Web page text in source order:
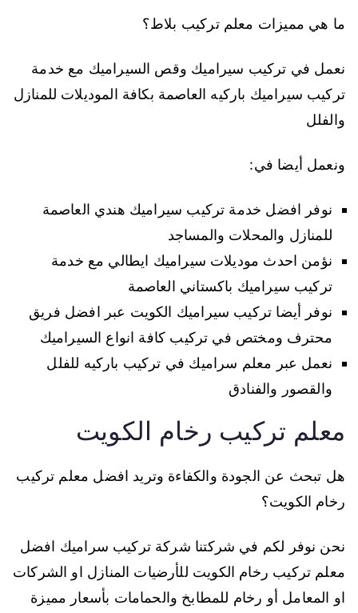
ما هي مميزات معلم تركيب بلاط؟
نعمل في تركيب سيراميك وقص السيراميك مع خدمة
تركيب سيراميك باركيه العاصمة بكافة الموديلات للمنازل
والفلل
ونعمل أيضا في:
نوفر افضل خدمة تركيب سيراميك هندي العاصمة
للمنازل والمحلات والمساجد
نؤمن احدث موديلات سيراميك ايطالي مع خدمة
تركيب سيراميك باكستاني العاصمة
نوفر أيضا تركيب سيراميك الكويت عبر افضل فريق
محترف ومختص في تركيب كافة انواع السيراميك
نعمل عبر معلم سراميك في تركيب باركيه للفلل
والقصور والفنادق
معلم تركيب رخام الكويت
هل تبحث عن الجودة والكفاءة وتريد افضل معلم تركيب
رخام الكويت؟
نحن نوفر لكم في شركتنا شركة تركيب سراميك افضل
معلم تركيب رخام الكويت للأرضيات المنازل او الشركات
او المعامل أو رخام للمطابخ والحمامات بأسعار مميزة